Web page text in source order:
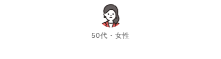
50代・女性
chevron_left chevron_right